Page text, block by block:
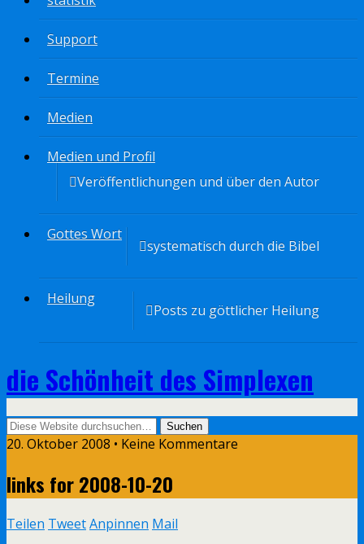
Support
Termine
Medien
Medien und Profil
Veröffentlichungen und über den Autor
Gottes Wort
systematisch durch die Bibel
Heilung
Posts zu göttlicher Heilung
die Schönheit des Simplexen
20. Oktober 2008 • Keine Kommentare
links for 2008-10-20
Teilen TweetAnpinnen Mail